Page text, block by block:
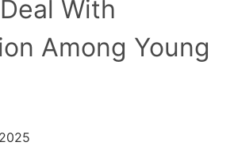
With
Among Young